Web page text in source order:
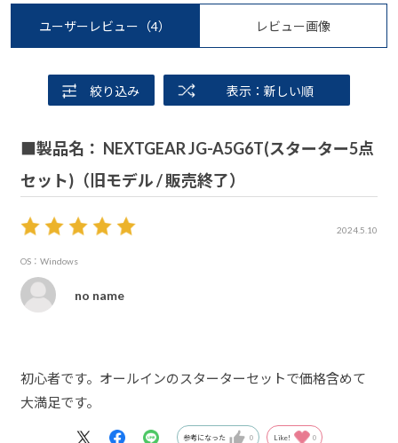
ユーザーレビュー （4） レビュー画像
絞り込み 表示：新しい順
■製品名： NEXTGEAR JG-A5G6T(スターター5点
セット)（旧モデル / 販売終了）
2024.5.10
OS：Windows
no name
初心者です。オールインのスターターセットで価格含めて
大満足です。
参考になった 0 Like! 0